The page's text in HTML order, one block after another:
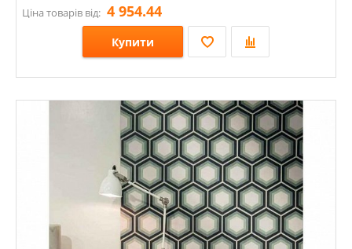
Ціна товарів від: 4 954.44
Купити
Розміри: 800х800; 200х1200; 300х300;
Стилі: Під дерево; Під ламінат;